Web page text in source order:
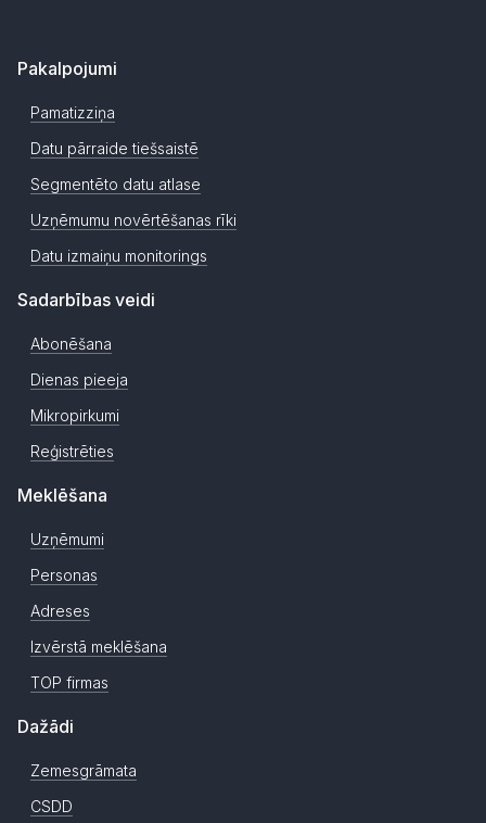
Pakalpojumi
Pamatizziņa
Datu pārraide tiešsaistē
Segmentēto datu atlase
Uzņēmumu novērtēšanas rīki
Datu izmaiņu monitorings
Sadarbības veidi
Abonēšana
Dienas pieeja
Mikropirkumi
Reģistrēties
Meklēšana
Uzņēmumi
Personas
Adreses
Izvērstā meklēšana
TOP firmas
Dažādi
Zemesgrāmata
CSDD